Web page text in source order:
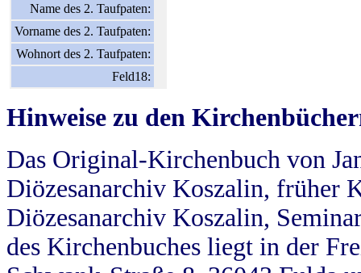
Name des 2. Taufpaten:
Vorname des 2. Taufpaten:
Wohnort des 2. Taufpaten:
Feld18:
Hinweise zu den
Das Original-Kirchenbuch von
Diözesanarchiv Koszalin, früher
Diözesanarchiv Koszalin,
des Kirchenbuches liegt in der